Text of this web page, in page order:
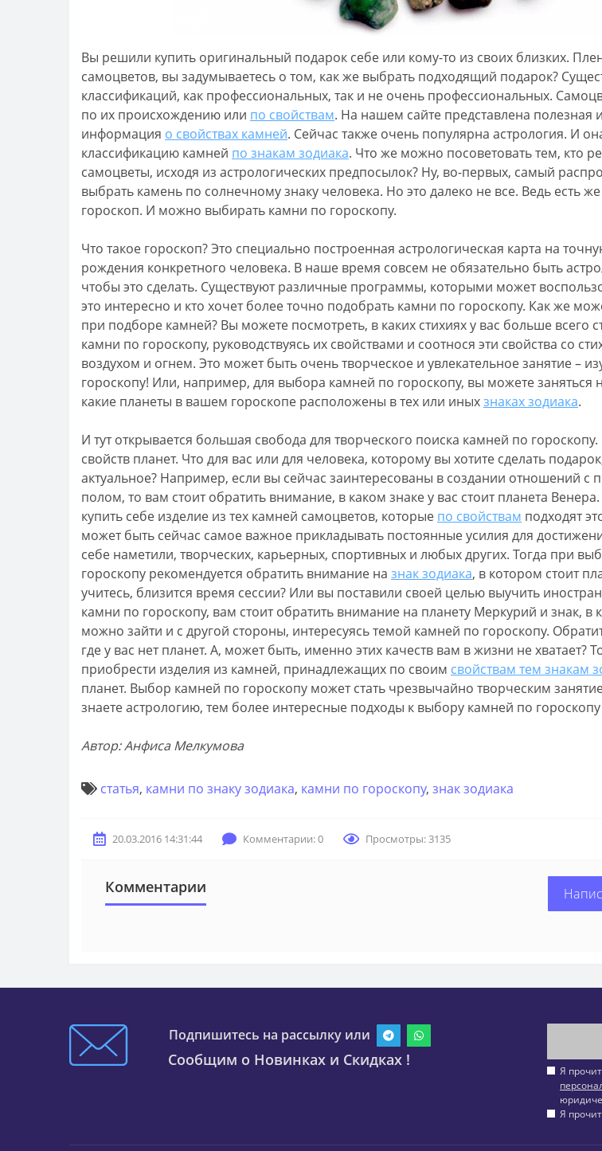
Вы решили купить оригинальный подарок себе или кому-то из своих близких.
самоцветов, вы задумываетесь о том, как же выбрать подходящий подарок?
классификаций, как профессиональных, так и не очень профессиональных.
по их происхождению или по свойствам. На нашем сайте представлена полезная
информация о свойствах камней. Сейчас также очень популярна астрология. И
классификацию камней по знакам зодиака. Что же можно посоветовать тем, кто
самоцветы, исходя из астрологических предпосылок? Ну, во-первых, самый
выбрать камень по солнечному знаку человека. Но это далеко не все. Ведь есть
гороскоп. И можно выбирать камни по гороскопу.
Что такое гороскоп? Это специально построенная астрологическая карта на
рождения конкретного человека. В наше время совсем не обязательно быть
чтобы это сделать. Существуют различные программы, которыми может
это интересно и кто хочет более точно подобрать камни по гороскопу. Как же
при подборе камней? Вы можете посмотреть, в каких стихиях у вас больше всего
камни по гороскопу, руководствуясь их свойствами и соотнося эти свойства со
воздухом и огнем. Это может быть очень творческое и увлекательное занятие –
гороскопу! Или, например, для выбора камней по гороскопу, вы можете
какие планеты в вашем гороскопе расположены в тех или иныхзнаках зодиака.
И тут открывается большая свобода для творческого поиска камней по
свойств планет. Что для вас или для человека, которому вы хотите сделать
актуальное? Например, если вы сейчас заинтересованы в создании отношений
полом, то вам стоит обратить внимание, в каком знаке у вас стоит планета
купить себе изделие из тех камней самоцветов, которые по свойствам подходят
может быть сейчас самое важное прикладывать постоянные усилия для
себе наметили, творческих, карьерных, спортивных и любых других. Тогда при
гороскопу рекомендуется обратить внимание на знак зодиака, в котором стоит
учитесь, близится время сессии? Или вы поставили своей целью выучить
камни по гороскопу, вам стоит обратить внимание на планету Меркурий и знак, в
можно зайти и с другой стороны, интересуясь темой камней по гороскопу.
где у вас нет планет. А, может быть, именно этих качеств вам в жизни не хватает?
приобрести изделия из камней, принадлежащих по своим свойствам тем знакам
планет. Выбор камней по гороскопу может стать чрезвычайно творческим
знаете астрологию, тем более интересные подходы к выбору камней по
Автор: Анфиса Мелкумова
статья, камни по знаку зодиака, камни по гороскопу, знак зодиака
20.03.2016 14:31:44 Комментарии: 0 Просмотры: 3135
Комментарии
Подпишитесь на рассылку или
Сообщим о Новинках и Скидках !
Я
Я